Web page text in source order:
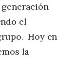
el
Hoy en
la